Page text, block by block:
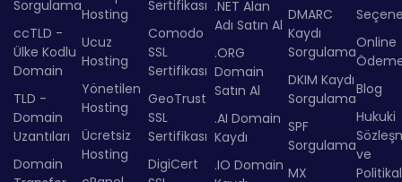
Sorgulama
ccTLD -
Ülke Kodlu
Domain
TLD -
Domain
Uzantıları
Domain
Hosting
Ucuz
Hosting
Yönetilen
Hosting
Ücretsiz
Hosting
Sertifikası
Comodo
SSL
Sertifikası
GeoTrust
SSL
Sertifikası
DigiCert
.NET Alan
Adı Satın Al
.ORG
Domain
Satın Al
.AI Domain
Kaydı
.IO Domain
DMARC
Kaydı
Sorgulama
DKIM Kaydı
Sorgulama
SPF
Sorgulama
MX
Online
Blog
Hukuki
ve